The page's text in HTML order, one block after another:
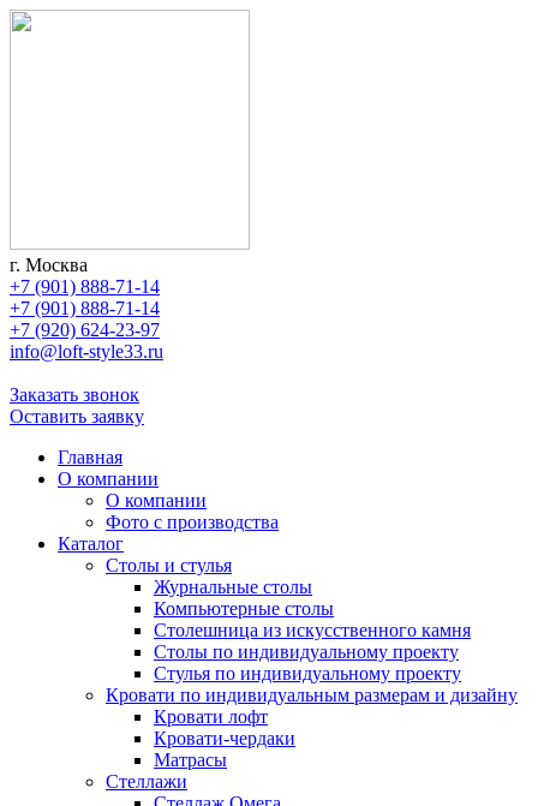
г. Москва
+7 (901) 888-71-14
+7 (901) 888-71-14
+7 (920) 624-23-97
info@loft-style33.ru
Заказать звонок
Оставить заявку
Главная
О компании
О компании
Фото с производства
Каталог
Cтолы и стулья
Журнальные столы
Компьютерные столы
Столешница из искусственного камня
Столы по индивидуальному проекту
Стулья по индивидуальному проекту
Кровати по индивидуальным размерам и дизайну
Кровати лофт
Кровати-чердаки
Матрасы
Стеллажи